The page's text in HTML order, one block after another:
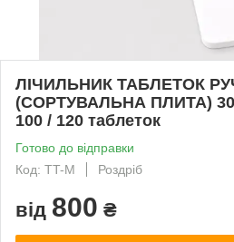
ЛІЧИЛЬНИК ТАБЛЕТОК
(СОРТУВАЛЬНА ПЛИТА) 30
100 / 120 таблеток
Готово до відправки
Код: TT-M
Роздріб
від 800 ₴